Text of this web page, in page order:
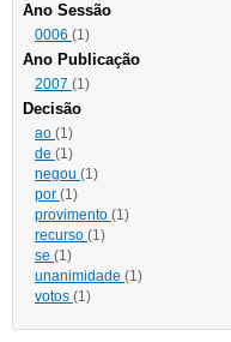
Ano Sessão
0006 (1)
Ano Publicação
2007 (1)
Decisão
ao (1)
de (1)
negou (1)
por (1)
provimento (1)
recurso (1)
se (1)
unanimidade (1)
votos (1)